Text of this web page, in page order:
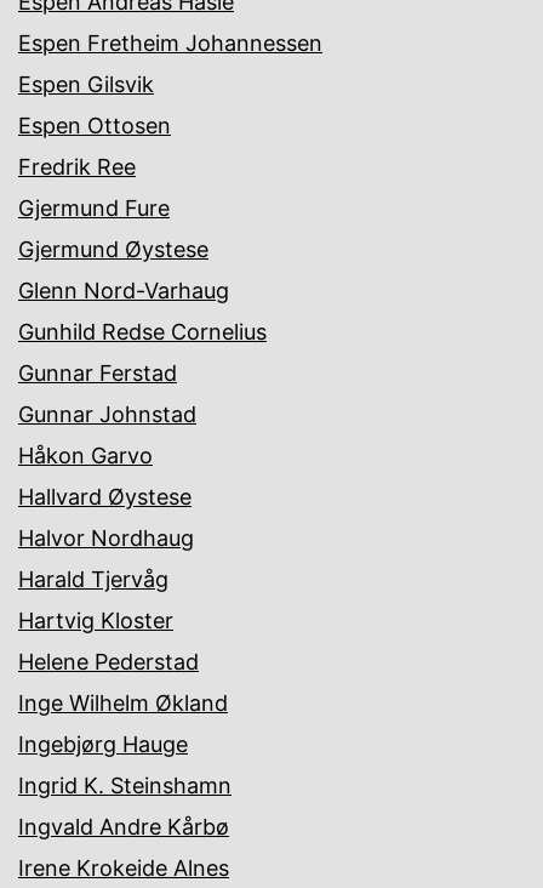
Espen Fretheim Johannessen
Espen Gilsvik
Espen Ottosen
Fredrik Ree
Gjermund Fure
Gjermund Øystese
Glenn Nord-Varhaug
Gunhild Redse Cornelius
Gunnar Ferstad
Gunnar Johnstad
Håkon Garvo
Hallvard Øystese
Halvor Nordhaug
Harald Tjervåg
Hartvig Kloster
Helene Pederstad
Inge Wilhelm Økland
Ingebjørg Hauge
Ingrid K. Steinshamn
Ingvald Andre Kårbø
Irene Krokeide Alnes